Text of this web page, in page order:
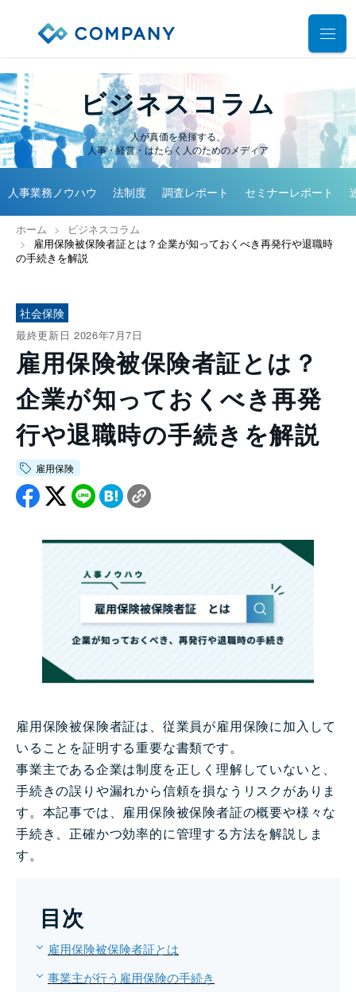
業務別ソリューション
人事管理
給与計算
勤怠管理
雇用手続管理
ID管理
公共・公益法人向け
サポート
導入・運用サポート
システム選定支援コンサルティングサービス
プロフェッショナルサービス
ユーザーコミッティ
アウトソーシング（WBS）
導入事例
セミナー
デモ動画
会社情報
会社情報トップ
企業理念
会社概要
ニュース
CEO挨拶
制度・文化
採用情報
資料ダウンロード お問い合わせ
03-5575-5277
受付時間9:30〜18:30（土日祝日を除く）
ビジネスコラム
人が真価を発揮する、
人事・経営・はたらく人のためのメディア
人事業務ノウハウ 法制度 調査レポート セミナーレポート
ホーム
ビジネスコラム
雇用保険被保険者証とは？企業が知っておくべき再発行や退職時
の手続きを解説
社会保険
最終更新日 2026年7月7日
雇用保険被保険者証とは？
企業が知っておくべき再発
行や退職時の手続きを解説
雇用保険
雇用保険被保険者証は、従業員が雇用保険に加入して
いることを証明する重要な書類です。
事業主である企業は制度を正しく理解していないと、
手続きの誤りや漏れから信頼を損なうリスクがありま
す。本記事では、雇用保険被保険者証の概要や様々な
手続き、正確かつ効率的に管理する方法を解説しま
す。
目次
雇用保険被保険者証とは
事業主が行う雇用保険の手続き